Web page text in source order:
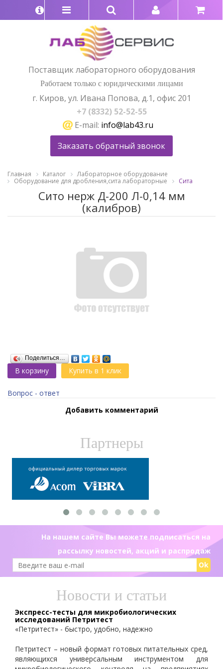
Поставщик лабораторного оборудования
Работаем только с юридическими лицами
г. Киров, ул. Ивана Попова, д.1, офис 201
+7 (8332) 52-52-55
E-mail: info@lab43.ru
Заказать обратный звонок
Главная Каталог
Лабораторное оборудование
Оборудование для дробления,сита лабораторные
Сита
Сито нерж Д-200 Л-0,14 мм
(калибров)
Поделиться…
В корзину Купить в 1 клик
Вопрос - ответ
Добавить комментарий
Партнеры
На нашем сайте Вы можете подписаться на
рассылку новостей, акций и распродаж
Ok
Новости и статьи
Экспресс-тесты для микробиологических
исследований Петритест
«Петритест» - быстро, удобно, надежно
Петритест – новый формат готовых питательных сред,
являющихся универсальным инструментом для